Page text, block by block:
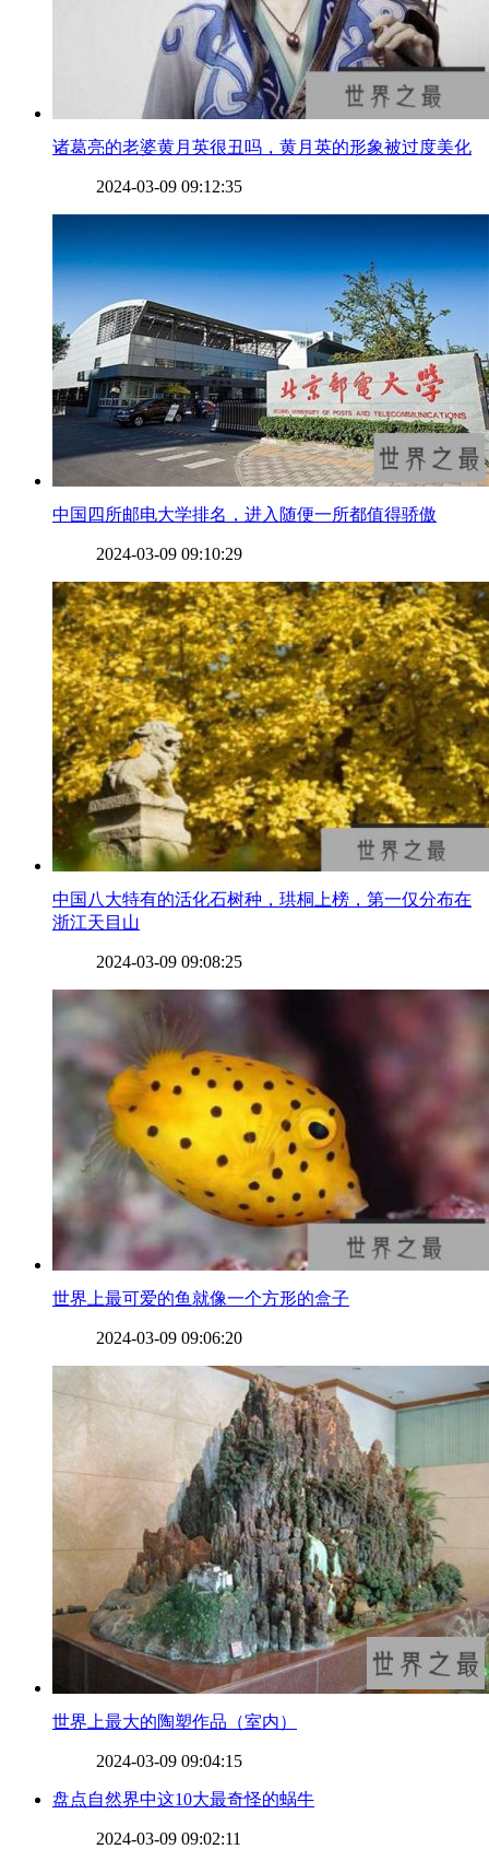
​诸葛亮的老婆黄月英很丑吗，黄月英的形象被过度美化
2024-03-09 09:12:35
​中国四所邮电大学排名，进入随便一所都值得骄傲
2024-03-09 09:10:29
​中国八大特有的活化石树种，珙桐上榜，第一仅分布在
浙江天目山
2024-03-09 09:08:25
​世界上最可爱的鱼就像一个方形的盒子
2024-03-09 09:06:20
​世界上最大的陶塑作品（室内）
2024-03-09 09:04:15
​盘点自然界中这10大最奇怪的蜗牛
2024-03-09 09:02:11